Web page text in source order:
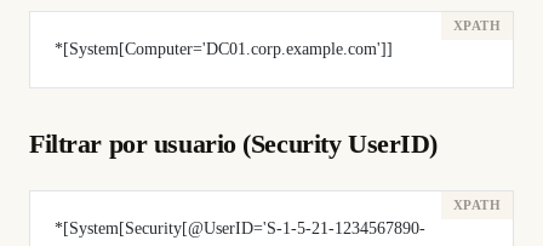
*[System[Computer='DC01.corp.example.com']]
Filtrar por usuario (Security UserID)
*[System[Security[@UserID='S-1-5-21-1234567890-